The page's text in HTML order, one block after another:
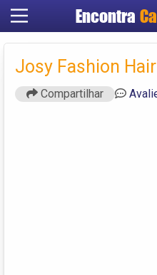
Encontra
Josy Fashion Hair
Compartilhar